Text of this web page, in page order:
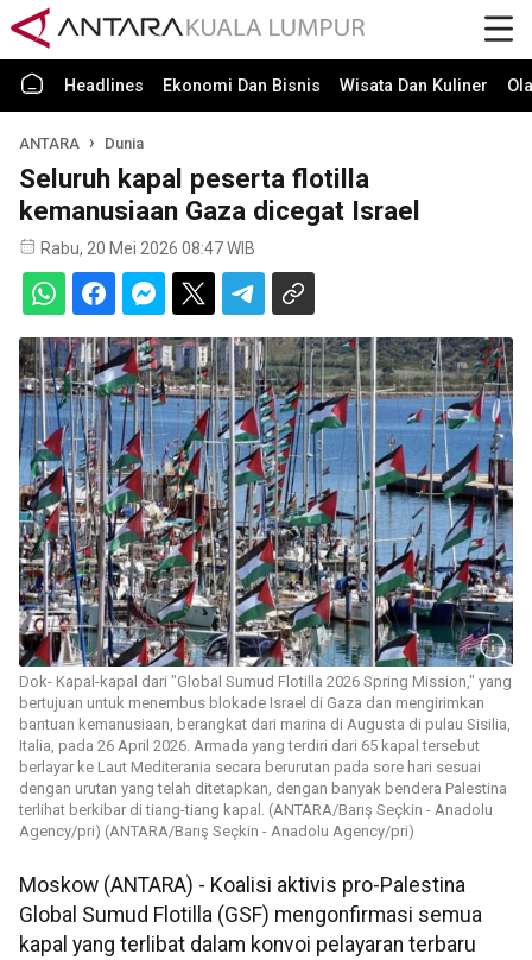
Headlines Ekonomi Dan Bisnis Wisata Dan Kuliner
ANTARA Dunia
Seluruh kapal peserta flotilla
kemanusiaan Gaza dicegat Israel
Rabu, 20 Mei 2026 08:47 WIB
Dok- Kapal-kapal dari "Global Sumud Flotilla 2026 Spring Mission," yang
bertujuan untuk menembus blokade Israel di Gaza dan mengirimkan
bantuan kemanusiaan, berangkat dari marina di Augusta di pulau Sisilia,
Italia, pada 26 April 2026. Armada yang terdiri dari 65 kapal tersebut
berlayar ke Laut Mediterania secara berurutan pada sore hari sesuai
dengan urutan yang telah ditetapkan, dengan banyak bendera Palestina
terlihat berkibar di tiang-tiang kapal. (ANTARA/Barış Seçkin - Anadolu
Agency/pri) (ANTARA/Barış Seçkin - Anadolu Agency/pri)
Moskow (ANTARA) - Koalisi aktivis pro-Palestina
Global Sumud Flotilla (GSF) mengonfirmasi semua
kapal yang terlibat dalam konvoi pelayaran terbaru